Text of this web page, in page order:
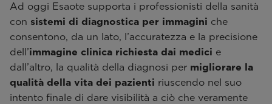
Ad oggi Esaote supporta i professionisti della sanità
con sistemi di diagnostica per immagini che
consentono, da un lato, l’accuratezza e la precisione
dell’immagine clinica richiesta dai medici e
dall’altro, la qualità della diagnosi per migliorare la
qualità della vita dei pazienti riuscendo nel suo
intento finale di dare visibilità a ciò che veramente